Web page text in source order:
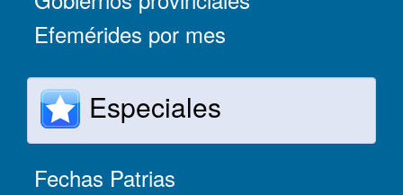
Efemérides por mes
Especiales
Fechas Patrias